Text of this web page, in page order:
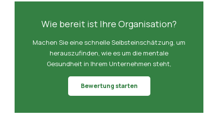
Wie bereit ist Ihre Organisation?
Machen Sie eine schnelle Selbsteinschätzung, um
herauszufinden, wie es um die mentale
Gesundheit in Ihrem Unternehmen steht,
Bewertung starten